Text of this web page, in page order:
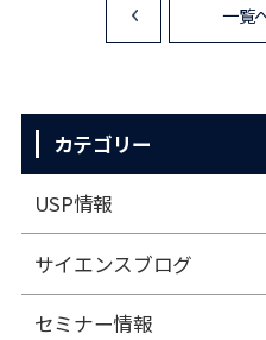
<
一覧
カテゴリー
USP情報
サイエンスブログ
セミナー情報